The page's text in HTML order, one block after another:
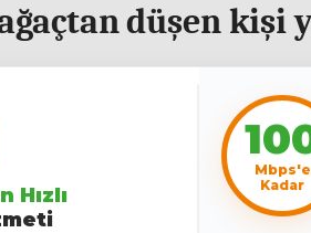
düşen kişi
Hızlı
Mbps'e
Kadar